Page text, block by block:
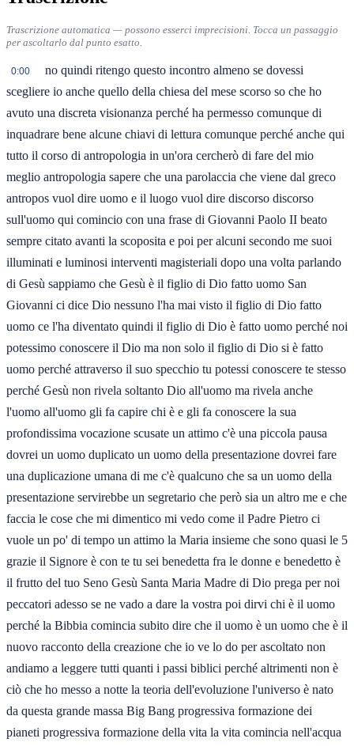
Trascrizione automatica — possono esserci imprecisioni. Tocca un passaggio
per ascoltarlo dal punto esatto.
0:00
no quindi ritengo questo incontro almeno se dovessi
scegliere io anche quello della chiesa del mese scorso so che ho
avuto una discreta visionanza perché ha permesso comunque di
inquadrare bene alcune chiavi di lettura comunque perché anche qui
tutto il corso di antropologia in un'ora cercherò di fare del mio
meglio antropologia sapere che una parolaccia che viene dal greco
antropos vuol dire uomo e il luogo vuol dire discorso discorso
sull'uomo qui comincio con una frase di Giovanni Paolo II beato
sempre citato avanti la scoposita e poi per alcuni secondo me suoi
illuminati e luminosi interventi magisteriali dopo una volta parlando
di Gesù sappiamo che Gesù è il figlio di Dio fatto uomo San
Giovanni ci dice Dio nessuno l'ha mai visto il figlio di Dio fatto
uomo ce l'ha diventato quindi il figlio di Dio è fatto uomo perché noi
potessimo conoscere il Dio ma non solo il figlio di Dio si è fatto
uomo perché attraverso il suo specchio tu potessi conoscere te stesso
perché Gesù non rivela soltanto Dio all'uomo ma rivela anche
l'uomo all'uomo gli fa capire chi è e gli fa conoscere la sua
profondissima vocazione scusate un attimo c'è una piccola pausa
dovrei un uomo duplicato un uomo della presentazione dovrei fare
una duplicazione umana di me c'è qualcuno che sa un uomo della
presentazione servirebbe un segretario che però sia un altro me e che
faccia le cose che mi dimentico mi vedo come il Padre Pietro ci
vuole un po' di tempo un attimo la Maria insieme che sono quasi le 5
grazie il Signore è con te tu sei benedetta fra le donne e benedetto è
il frutto del tuo Seno Gesù Santa Maria Madre di Dio prega per noi
peccatori adesso se ne vado a dare la vostra poi dirvi chi è il uomo
perché la Bibbia comincia subito dire che il uomo è un uomo che è il
nuovo racconto della creazione che io ve lo do per ascoltato non
andiamo a leggere tutti quanti i passi biblici perché altrimenti non è
ciò che ho messo a notte la teoria dell'evoluzione l'universo è nato
da questa grande massa Big Bang progressiva formazione dei
pianeti progressiva formazione della vita la vita comincia nell'acqua